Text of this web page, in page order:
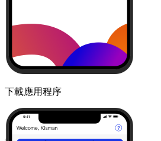
下載應用程序